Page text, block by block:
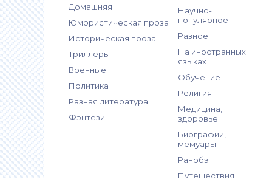
Домашняя
Юмористическая проза
Историческая проза
Триллеры
Военные
Политика
Разная литература
Фэнтези
Научно-
популярное
Разное
На иностранных
языках
Обучение
Религия
Медицина,
здоровье
Биографии,
мемуары
Ранобэ
Путешествия